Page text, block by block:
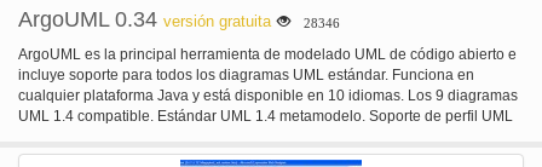
ArgoUML 0.34 versión gratuita 28346
ArgoUML es la principal herramienta de modelado UML de código abierto e
incluye soporte para todos los diagramas UML estándar. Funciona en
cualquier plataforma Java y está disponible en 10 idiomas. Los 9 diagramas
UML 1.4 compatible. Estándar UML 1.4 metamodelo. Soporte de perfil UML
GIF, PNG, PS, EPS, PGML y SVG. Diagrama avanzada de edición y Zoom.